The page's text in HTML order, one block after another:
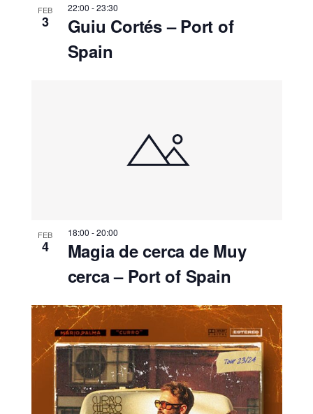
FEB
3
22:00 -23:30
Guiu Cortés – Port of
Spain
FEB
4
18:00 -20:00
Magia de cerca de Muy
cerca – Port of Spain